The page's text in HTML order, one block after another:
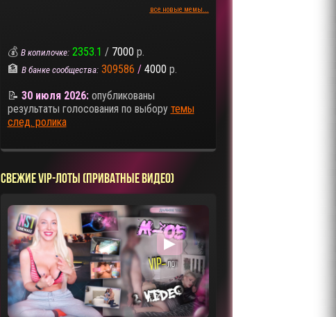
все новые мемы...
💰 В копилочке: 2353.1 / 7000 р.
🏦 В банке сообщества: 309586 / 4000 р.
📝 30 июля 2026:опубликованы
результаты голосования по выбору темы
след. ролика
СВЕЖИЕ VIP-ЛОТЫ (ПРИВАТНЫЕ ВИДЕО)
▶